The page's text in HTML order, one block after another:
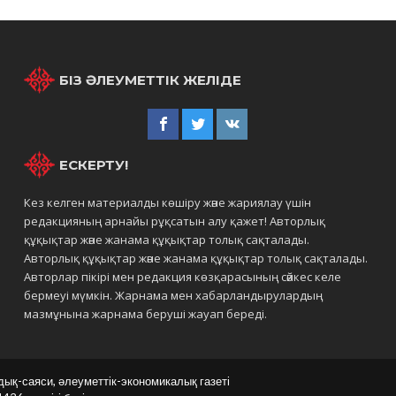
БІЗ ӘЛЕУМЕТТІК ЖЕЛІДЕ
ЕСКЕРТУ!
Кез келген материалды көшіру және жариялау үшін
редакцияның арнайы рұқсатын алу қажет! Авторлық
құқықтар және жанама құқықтар толық сақталады.
Авторлық құқықтар және жанама құқықтар толық сақталады.
Авторлар пікірі мен редакция көзқарасының сәйкес келе
бермеуі мүмкін. Жарнама мен хабарландырулардың
мазмұнына жарнама беруші жауап береді.
саяси, әлеуметтік-экономикалық газеті